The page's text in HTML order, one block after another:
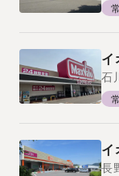
イ
石
イ
長